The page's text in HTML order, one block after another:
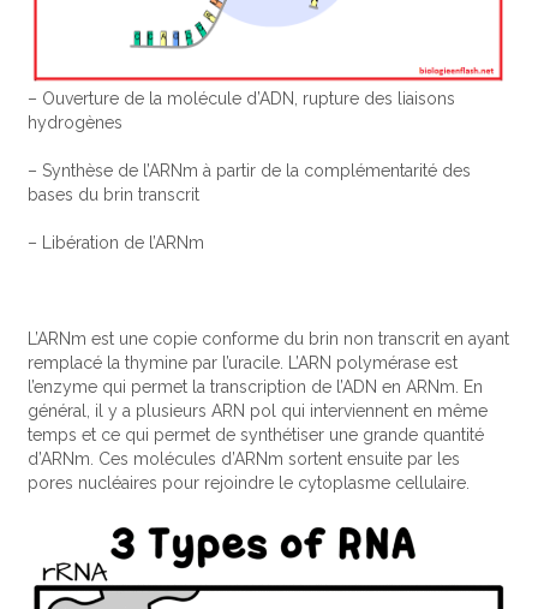
– Ouverture de la molécule d’ADN, rupture des liaisons
hydrogènes
– Synthèse de l’ARNm à partir de la complémentarité des
bases du brin transcrit
– Libération de l’ARNm
L’ARNm est une copie conforme du brin non transcrit en ayant
remplacé la thymine par l’uracile. L’ARN polymérase est
l’enzyme qui permet la transcription de l’ADN en ARNm. En
général, il y a plusieurs ARN pol qui interviennent en même
temps et ce qui permet de synthétiser une grande quantité
d’ARNm. Ces molécules d’ARNm sortent ensuite par les
pores nucléaires pour rejoindre le cytoplasme cellulaire.